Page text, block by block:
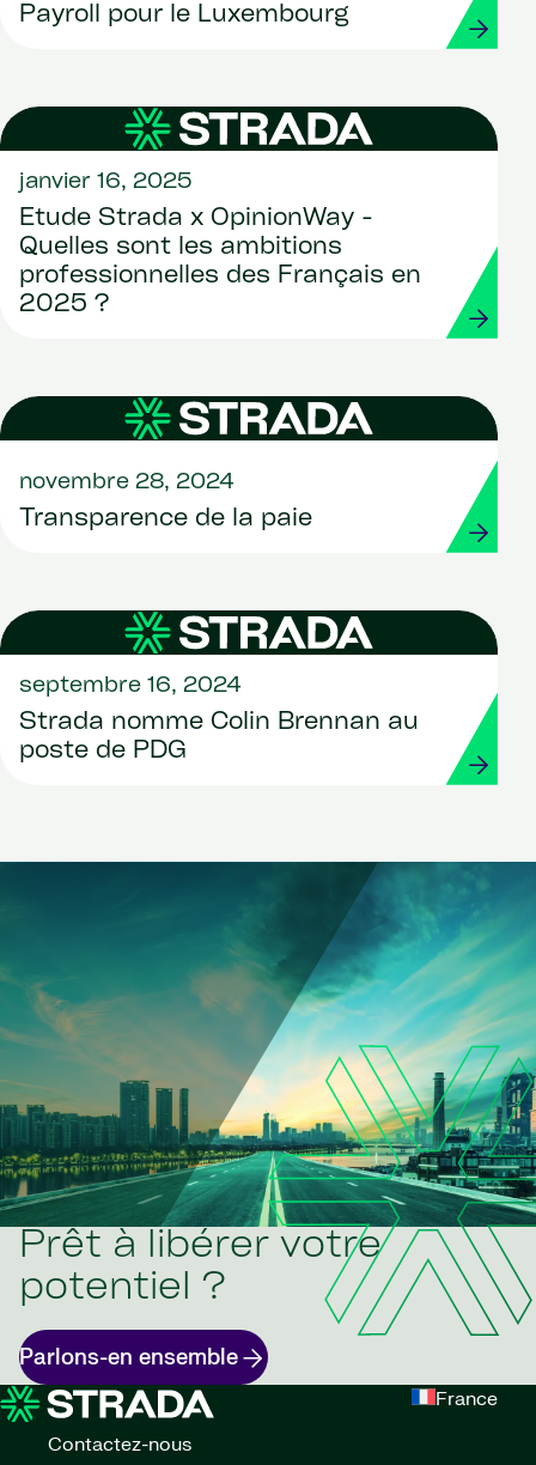
Payroll pour le Luxembourg
janvier 16, 2025
Etude Strada x OpinionWay -
Quelles sont les ambitions
professionnelles des Français en
2025 ?
novembre 28, 2024
Transparence de la paie
septembre 16, 2024
Strada nomme Colin Brennan au
poste de PDG
Prêt à libérer votre
potentiel ?
Parlons-en ensemble
France
Contactez-nous